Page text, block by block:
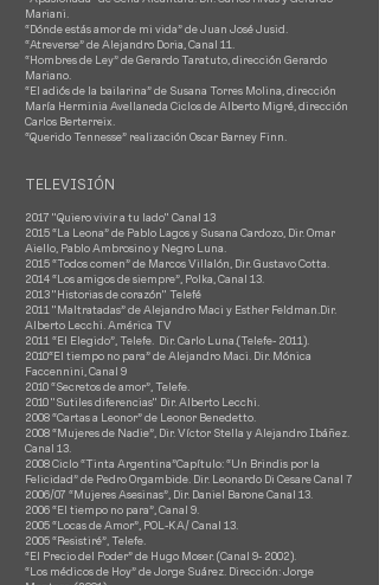
Mariani.
“Dónde estás amor de mi vida” de Juan José Jusid.
“Atreverse” de Alejandro Doria, Canal 11.
“Hombres de Ley” de Gerardo Taratuto, dirección Gerardo
Mariano.
“El adiós de la bailarina” de Susana Torres Molina, dirección
María Herminia Avellaneda Ciclos de Alberto Migré, dirección
Carlos Berterreix.
“Querido Tennesse” realización Oscar Barney Finn.
TELEVISIÓN
2017 "Quiero vivir a tu lado" Canal 13
2015 “La Leona” de Pablo Lagos y Susana Cardozo, Dir. Omar
Aiello, Pablo Ambrosino y Negro Luna.
2015 “Todos comen” de Marcos Villalón, Dir. Gustavo Cotta.
2014 “Los amigos de siempre”, Polka, Canal 13.
2013 "Historias de corazón" Telefé
2011 "Maltratadas” de Alejandro Maci y Esther Feldman.Dir.
Alberto Lecchi. América TV
2011 “El Elegido”, Telefe. Dir. Carlo Luna.(Telefe- 2011).
2010​“El tiempo no para” de Alejandro Maci. Dir. Mónica
Faccennini, Canal 9
2010 “Secretos de amor”, Telefe.
2010 "Sutiles diferencias" Dir. Alberto Lecchi.
2008 “Cartas a Leonor” de Leonor Benedetto.
2008 “Mujeres de Nadie”, Dir. Víctor Stella y Alejandro Ibáñez.
Canal 13.
2008 ​Ciclo “Tinta Argentina”Capítulo: “Un Brindis por la
Felicidad” de Pedro Orgambide. Dir. Leonardo Di Cesare Canal 7
2006/07 “Mujeres Asesinas”, Dir. Daniel Barone Canal 13.
2006 “El tiempo no para”, Canal 9.
2005 “Locas de Amor”, POL-KA/ Canal 13.
2005 “Resistiré”, Telefe.
“El Precio del Poder” de Hugo Moser. (Canal 9- 2002).
“Los médicos de Hoy” de Jorge Suárez. Dirección: Jorge